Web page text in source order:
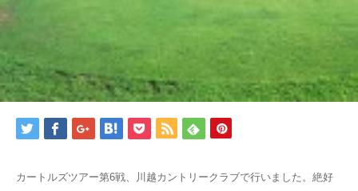
カートルズツアー第6戦、川越カントリークラブで行いました。絶好